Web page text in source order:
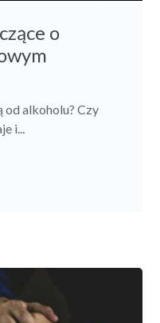
o
od alkoholu? Czy
i...